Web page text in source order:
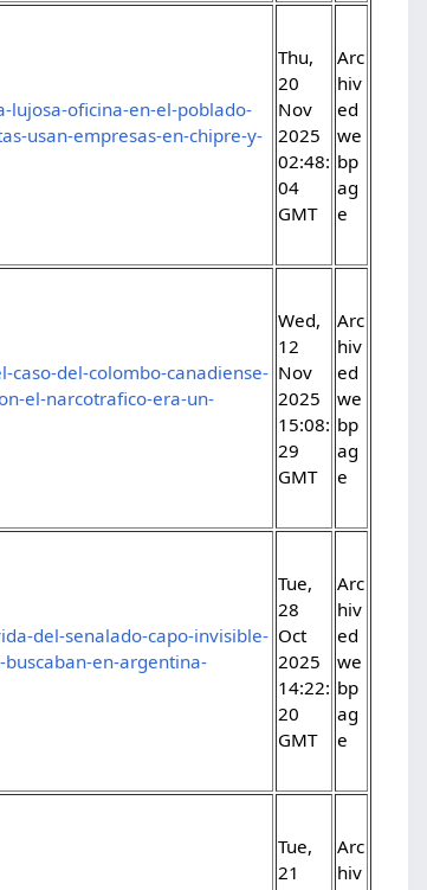
oficina-en-el-poblado-
usan-empresas-en-chipre-y-
Thu,
20
Nov
2025
02:48:
04
GMT
Arc
hiv
ed
we
bp
ag
e
del-colombo-canadiense-
el-narcotrafico-era-un-
Wed,
12
Nov
2025
15:08:
29
GMT
Arc
hiv
ed
we
bp
ag
e
del-senalado-capo-invisible-
en-argentina-
Tue,
28
Oct
2025
14:22:
20
GMT
Arc
hiv
ed
we
bp
ag
e
Tue,
21
Arc
hiv